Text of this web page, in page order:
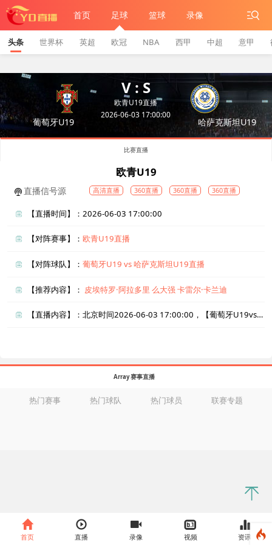
首页 足球 篮球 录像
头条 世界杯 英超 欧冠 NBA 西甲 中超 意甲
葡萄牙U19
V : S
欧青U19直播
2026-06-03 17:00:00
哈萨克斯坦U19
比赛直播
欧青U19
直播信号源 高清直播 360直播 360直播 360直播
【直播时间】：2026-06-03 17:00:00
【对阵赛事】：欧青U19直播
【对阵球队】：葡萄牙U19 vs 哈萨克斯坦U19直播
【推荐内容】： 皮埃特罗·阿拉多里 么大强 卡雷尔·卡兰迪
【直播内容】：北京时间2026-06-03 17:00:00，【葡萄牙U19vs哈萨克斯坦U19】直播准时在线播放，喜欢看比赛的朋友可以提前收藏本页面以免错过直播。盈点直播网_足球直播还为您在本页面索引了相关直播、葡萄牙U19直播、哈萨克斯坦U19直播的近期比赛列表以及两队历史交锋、两队赛程。
Array 赛事直播
首页 直播 录像 视频 资讯
热门赛事 热门球队 热门球员 联赛专题